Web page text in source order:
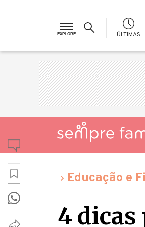
ÚLTIMAS
Educação e
4